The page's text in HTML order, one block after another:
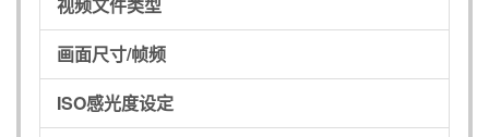
画面尺寸/帧频
ISO感光度设定